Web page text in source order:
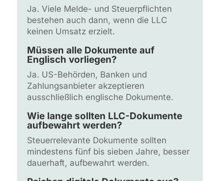
Ja. Viele Melde- und Steuerpflichten
bestehen auch dann, wenn die LLC
keinen Umsatz erzielt.
Müssen alle Dokumente auf
Englisch vorliegen?
Ja. US-Behörden, Banken und
Zahlungsanbieter akzeptieren
ausschließlich englische Dokumente.
Wie lange sollten LLC-Dokumente
aufbewahrt werden?
Steuerrelevante Dokumente sollten
mindestens fünf bis sieben Jahre, besser
dauerhaft, aufbewahrt werden.